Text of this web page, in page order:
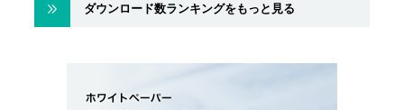
ダウンロード数ランキングをもっと見る